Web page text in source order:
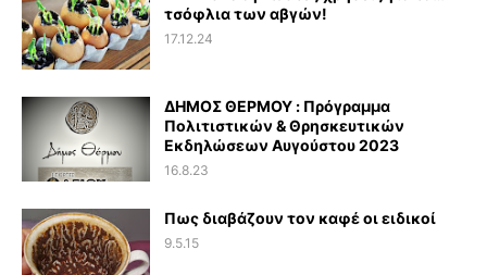
τσόφλια των αβγών!
17.12.24
ΔΗΜΟΣ ΘΕΡΜΟΥ : Πρόγραμμα
Πολιτιστικών & Θρησκευτικών
Εκδηλώσεων Αυγούστου 2023
16.8.23
Πως διαβάζουν τον καφέ οι ειδικοί
9.5.15